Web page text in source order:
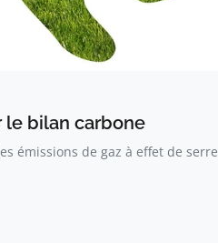
le bilan carbone
émissions de gaz à effet de serre